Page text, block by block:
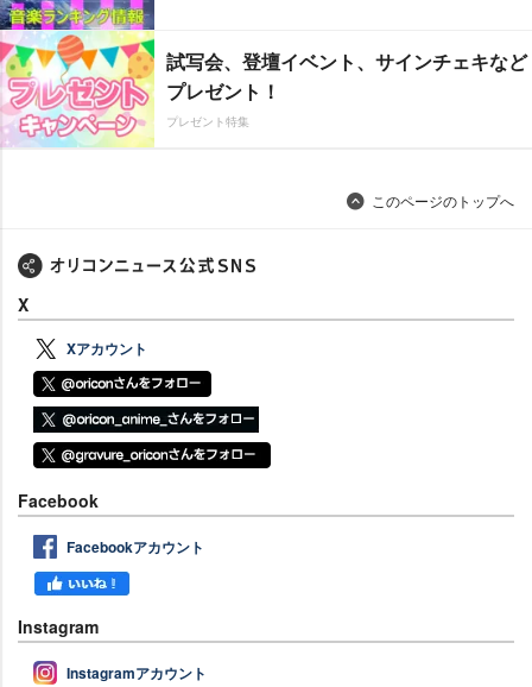
試写会、登壇イベント、サインチェキなど
プレゼント！
プレゼント特集
このページのトップへ
X
Xアカウント
Facebook
Facebookアカウント
Instagram
Instagramアカウント